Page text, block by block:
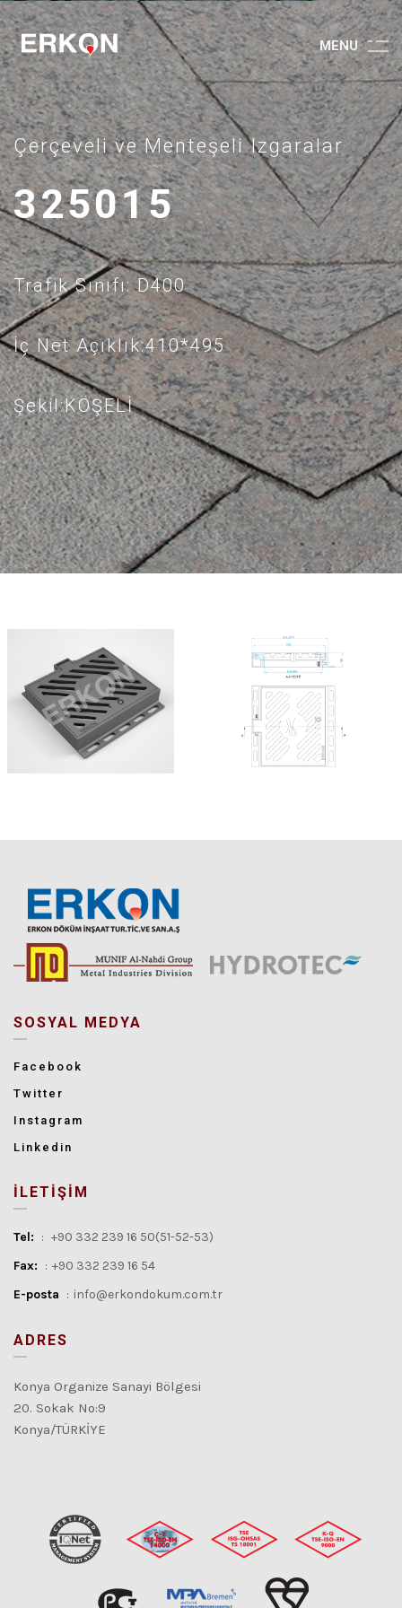
MENU
Çerçeveli ve Menteşeli Izgaralar
325015
Trafik Sınıfı: D400
İç Net Açıklık:410*495
Şekil:KÖŞELİ
SOSYAL MEDYA
Facebook
Twitter
Instagram
Linkedin
İLETİŞİM
Tel: : +90 332 239 16 50(51-52-53)
Fax: : +90 332 239 16 54
E-posta : info@erkondokum.com.tr
ADRES
Konya Organize Sanayi Bölgesi
20. Sokak No:9
Konya/TÜRKİYE